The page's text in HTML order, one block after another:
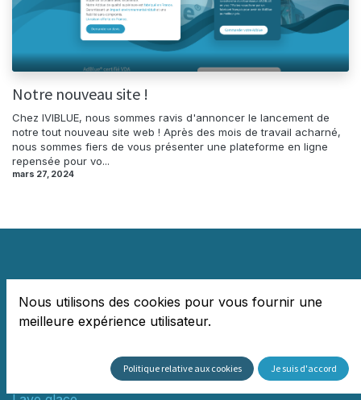
Notre nouveau site !
Chez IVIBLUE, nous sommes ravis d'annoncer le lancement de
notre tout nouveau site web ! Après des mois de travail acharné,
nous sommes fiers de vous présenter une plateforme en ligne
repensée pour vo...
mars 27, 2024
Accueil
Unités de stockage
Nous utilisons des cookies pour vous fournir une
meilleure expérience utilisateur.
Politique relative aux cookies Je suis d'accord